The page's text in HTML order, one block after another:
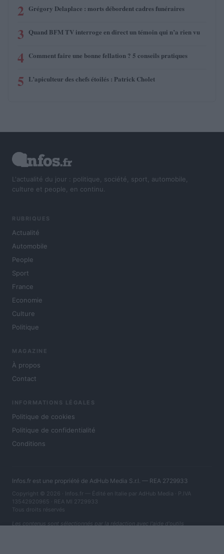
2 Grégory Delaplace : morts débordent cadres funéraires
3 Quand BFM TV interroge en direct un témoin qui n’a rien vu
4 Comment faire une bonne fellation ? 5 conseils pratiques
5 L’apiculteur des chefs étoilés : Patrick Cholet
L'actualité du jour : politique, société, sport, automobile,
culture et people, en continu.
RUBRIQUES
Actualité
Automobile
People
Sport
France
Economie
Culture
Politique
MAGAZINE
À propos
Contact
INFORMATIONS LÉGALES
Politique de cookies
Politique de confidentialité
Conditions
Infos.fr est une propriété de AdHub Media S.r.l. — REA 2729933
Copyright © 2026 · Infos.fr — Édité en Italie par AdHub Media · P.IVA
13542920965 · REA MI 2729933
Tous droits réservés
Les contenus sont sélectionnés par la rédaction avec l'aide d'outils